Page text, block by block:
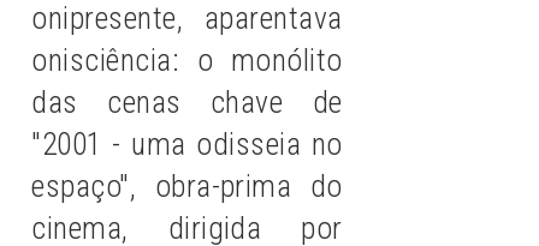
onipresente, aparentava
onisciência: o monólito
das cenas chave de
"2001 - uma odisseia no
espaço", obra-prima do
cinema, dirigida por